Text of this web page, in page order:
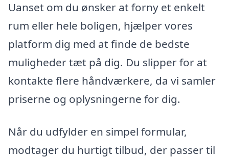
Uanset om du ønsker at forny et enkelt
rum eller hele boligen, hjælper vores
platform dig med at finde de bedste
muligheder tæt på dig. Du slipper for at
kontakte flere håndværkere, da vi samler
priserne og oplysningerne for dig.
Når du udfylder en simpel formular,
modtager du hurtigt tilbud, der passer til